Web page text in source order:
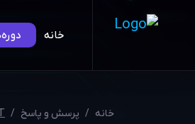
خانه
خانه پرسش و پاسخ